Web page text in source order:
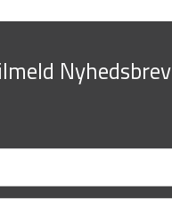
Nyhedsbrev